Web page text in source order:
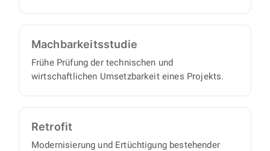
Machbarkeits­studie
Frühe Prüfung der technischen und
wirtschaftlichen Umsetzbarkeit eines Projekts.
Retrofit
Modernisierung und Ertüchtigung bestehender